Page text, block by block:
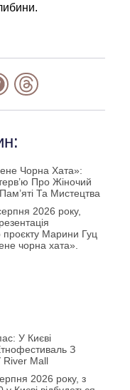
Чорна Хата»:
Про Жіночий
Та Мистецтва
2026 року,
проєкту Марини Гуц
чорна хата».
У Києві
З
River Mall
2026 року, з